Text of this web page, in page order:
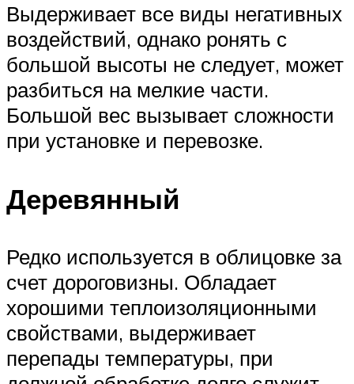
Выдерживает все виды негативных
воздействий, однако ронять с
большой высоты не следует, может
разбиться на мелкие части.
Большой вес вызывает сложности
при установке и перевозке.
Деревянный
Редко используется в облицовке за
счет дороговизны. Обладает
хорошими теплоизоляционными
свойствами, выдерживает
перепады температуры, при